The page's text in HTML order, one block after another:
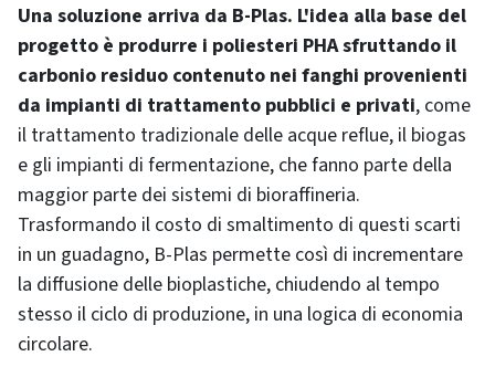
Una soluzione arriva da B-Plas. L'idea alla base del
progetto è produrre i poliesteri PHA sfruttando il
carbonio residuo contenuto nei fanghi provenienti
da impianti di trattamento pubblici e privati, come
il trattamento tradizionale delle acque reflue, il biogas
e gli impianti di fermentazione, che fanno parte della
maggior parte dei sistemi di bioraffineria.
Trasformando il costo di smaltimento di questi scarti
in un guadagno, B-Plas permette così di incrementare
la diffusione delle bioplastiche, chiudendo al tempo
stesso il ciclo di produzione, in una logica di economia
circolare.